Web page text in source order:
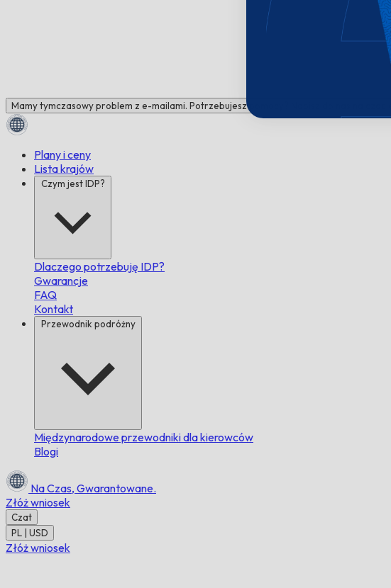
Mamy tymczasowy problem z e-mailami. Potrzebujesz pomocy? Napisz do nas na czacie!
Plany i ceny
Lista krajów
Czym jest IDP?
Dlaczego potrzebuję IDP?
Gwarancje
FAQ
Kontakt
Przewodnik podróżny
Międzynarodowe przewodniki dla kierowców
Blogi
Na Czas, Gwarantowane.
Złóż wniosek
Czat
PL | USD
Złóż wniosek